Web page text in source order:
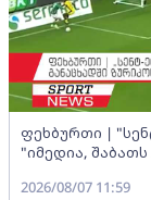
ფეხბურთი |
"იმედია,
2026/08/07 11:59